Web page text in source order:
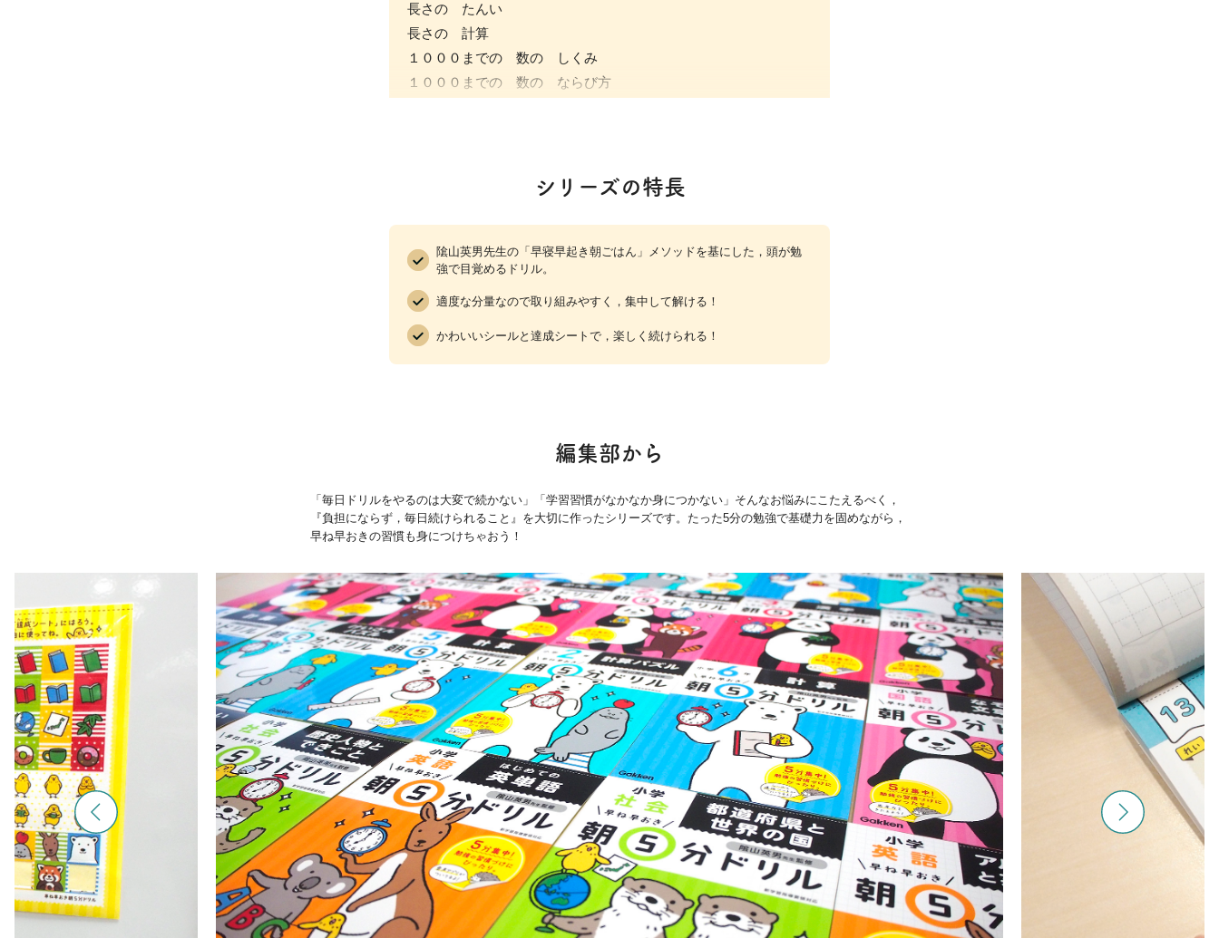
長さの たんい
長さの 計算
１０００までの 数の しくみ
１０００までの 数の ならび方
時間の たんい
１日の 時間
３つの 数の たし算
百のくらいに くり上がる たし算の ひっ算
大きい 数の たし算の ひっ算
百のくらいから くり下がる ひき算の ひっ算
６のだんの 九九
７のだんの 九九
８のだんの 九九
９のだんの 九九
１のだんの 九九
九九の ひょう
九九を 広げて
１００００までの 数の しくみ
１００００までの 数の ならび方
１００００までの 数の 大小
１００００までの 数の 計算
長い 長さの たんい
長い 長さの 計算
（全６０回）
シリーズの特長
隂山英男先生の「早寝早起き朝ごはん」メソッドを基にした，頭が勉
強で目覚めるドリル。
適度な分量なので取り組みやすく，集中して解ける！
かわいいシールと達成シートで，楽しく続けられる！
編集部から
「毎日ドリルをやるのは大変で続かない」「学習習慣がなかなか身につかない」そんなお悩みにこたえるべく，
『負担にならず，毎日続けられること』を大切に作ったシリーズです。たった5分の勉強で基礎力を固めながら，
早ね早おきの習慣も身につけちゃおう！